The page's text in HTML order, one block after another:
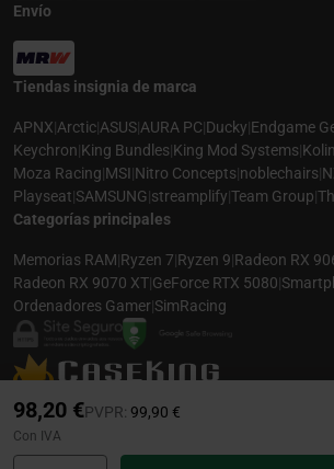
PVPR: Precio rebajado desde
99,90 €
98,20 €
Con IVA
Envío
Tiendas insignia de marca
APNX|Arctic|ASUS|AURA PC|Ducky|Endgame
Keychron|King Bundles|King Mod Systems|
Moza Racing|MSI|Nitro Concepts|noblechairs|
Playseat|SAMSUNG|streamplify|Team Group|
Categorías principales
Memorias RAM|Ryzen 7|Ryzen 9|Radeon RX
Radeon RX 9070 XT|GeForce RTX 5080|
Ordenadores Gamer|SimRacing
© 2026 CASEKING ESPAÑA. TODOS LOS DERECHOS
FOTOS PUEDEN NO COINCIDIR CON LA DESCRIPCIÓN.
ESPECIFICACIONES SUJETOS A CAMBIOS SIN AVISO
ESPAÑA RENUNCIA A CUALQUIER RESPONSABILIDAD